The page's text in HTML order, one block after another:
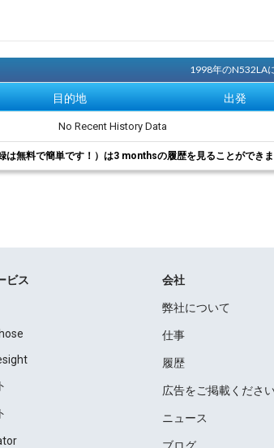
1998年のN532LA
目的地 出発
No Recent History Data
は無料で簡単です！）は3 monthsの履歴を見ることができ
ビス 会社
弊社について
仕事
履歴
広告をご掲載くださ
ニュース